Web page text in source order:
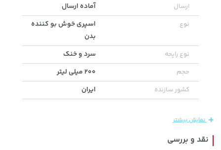
169,900 تومان خرید
154,000 تومان
خرید
ارسال آماده ارسال
نوع
اسپری خوش بو کننده
بدن
نوع رایحه سرد و خنک
حجم 200 میلی لیتر
کشور سازنده ایران
نمایش بیشتر
نقد و بررسی